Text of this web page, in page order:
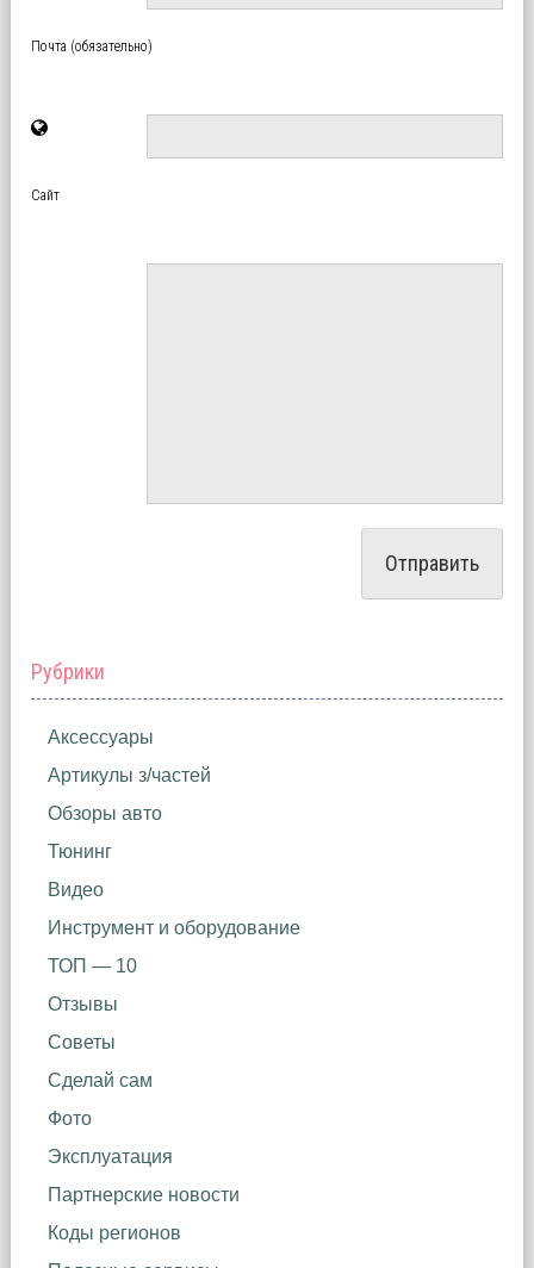
Почта (обязательно)
Сайт
Рубрики
Аксессуары
Артикулы з/частей
Обзоры авто
Тюнинг
Видео
Инструмент и оборудование
ТОП — 10
Отзывы
Советы
Сделай сам
Фото
Эксплуатация
Партнерские новости
Коды регионов